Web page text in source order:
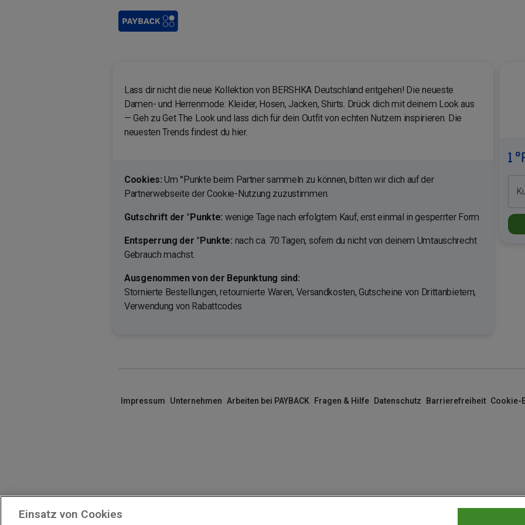
Lass dir nicht die neue Kollektion von BERSHKA Deutschland entgehen! Die neueste
Damen- und Herrenmode: Kleider, Hosen, Jacken, Shirts. Drück dich mit deinem Look aus
— Geh zu Get The Look und lass dich für dein Outfit von echten Nutzern inspirieren. Die
neuesten Trends findest du hier.
Cookies: Um °Punkte beim Partner sammeln zu können, bitten wir dich auf der
Partnerwebseite der Cookie-Nutzung zuzustimmen.
Gutschrift der °Punkte: wenige Tage nach erfolgtem Kauf, erst einmal in gesperrter Form
Entsperrung der °Punkte: nach ca. 70 Tagen, sofern du nicht von deinem Umtauschrecht
Gebrauch machst.
Ausgenommen von der Bepunktung sind:
Stornierte Bestellungen, retournierte Waren, Versandkosten, Gutscheine von Drittanbietern,
Verwendung von Rabattcodes
1
Impressum Unternehmen Arbeiten bei PAYBACK Fragen & Hilfe Datenschutz Barrierefreiheit Cookie-
Einsatz von Cookies